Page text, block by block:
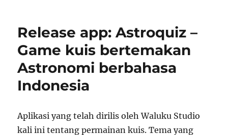
Release app: Astroquiz –
Game kuis bertemakan
Astronomi berbahasa
Indonesia
Aplikasi yang telah dirilis oleh Waluku Studio
kali ini tentang permainan kuis. Tema yang